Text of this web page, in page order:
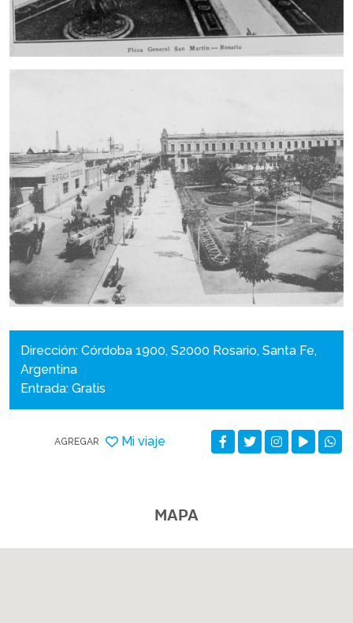
Dirección: Córdoba 1900, S2000 Rosario, Santa Fe,
Argentina
Entrada: Gratis
AGREGAR Mi viaje
MAPA